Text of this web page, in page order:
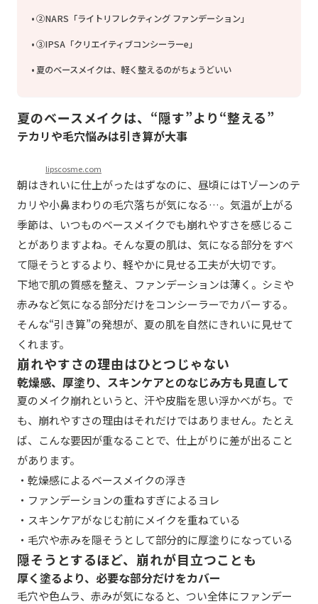
②NARS「ライトリフレクティング ファンデーション」
③IPSA「クリエイティブコンシーラーe」
夏のベースメイクは、軽く整えるのがちょうどいい
夏のベースメイクは、“隠す”より“整える”
テカリや毛穴悩みは引き算が大事
lipscosme.com
朝はきれいに仕上がったはずなのに、昼頃にはTゾーンのテ
カリや小鼻まわりの毛穴落ちが気になる…。気温が上がる
季節は、いつものベースメイクでも崩れやすさを感じるこ
とがありますよね。そんな夏の肌は、気になる部分をすべ
て隠そうとするより、軽やかに見せる工夫が大切です。
下地で肌の質感を整え、ファンデーションは薄く。シミや
赤みなど気になる部分だけをコンシーラーでカバーする。
そんな“引き算”の発想が、夏の肌を自然にきれいに見せて
くれます。
崩れやすさの理由はひとつじゃない
乾燥感、厚塗り、スキンケアとのなじみ方も見直して
夏のメイク崩れというと、汗や皮脂を思い浮かべがち。で
も、崩れやすさの理由はそれだけではありません。たとえ
ば、こんな要因が重なることで、仕上がりに差が出ること
があります。
・乾燥感によるベースメイクの浮き
・ファンデーションの重ねすぎによるヨレ
・スキンケアがなじむ前にメイクを重ねている
・毛穴や赤みを隠そうとして部分的に厚塗りになっている
隠そうとするほど、崩れが目立つことも
厚く塗るより、必要な部分だけをカバー
毛穴や色ムラ、赤みが気になると、つい全体にファンデー